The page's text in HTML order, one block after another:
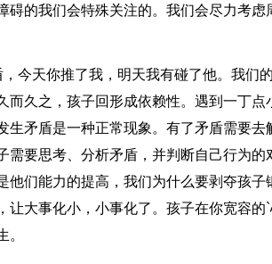
的我们会特殊关注的。我们会尽力考虑
今天你推了我，明天我有碰了他。我们
久之，孩子回形成依赖性。遇到一丁点
矛盾是一种正常现象。有了矛盾需要去
要思考、分析矛盾，并判断自己行为的
们能力的提高，我们为什么要剥夺孩子
大事化小，小事化了。孩子在你宽容的
。